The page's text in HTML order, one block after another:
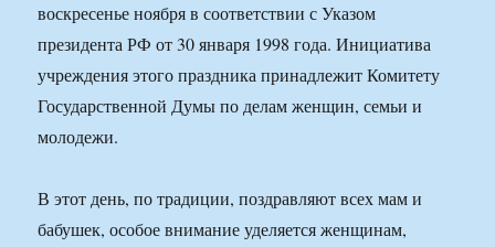
воскресенье ноября в соответствии с Указом
президента РФ от 30 января 1998 года. Инициатива
учреждения этого праздника принадлежит Комитету
Государственной Думы по делам женщин, семьи и
молодежи.
В этот день, по традиции, поздравляют всех мам и
бабушек, особое внимание уделяется женщинам,